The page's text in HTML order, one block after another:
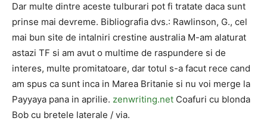
Dar multe dintre aceste tulburari pot fi tratate daca sunt
prinse mai devreme. Bibliografia dvs.: Rawlinson, G., cel
mai bun site de intalniri crestine australia M-am alaturat
astazi TF si am avut o multime de raspundere si de
interes, multe promitatoare, dar totul s-a facut rece cand
am spus ca sunt inca in Marea Britanie si nu voi merge la
Payyaya pana in aprilie. zenwriting.net Coafuri cu blonda
Bob cu bretele laterale / via.